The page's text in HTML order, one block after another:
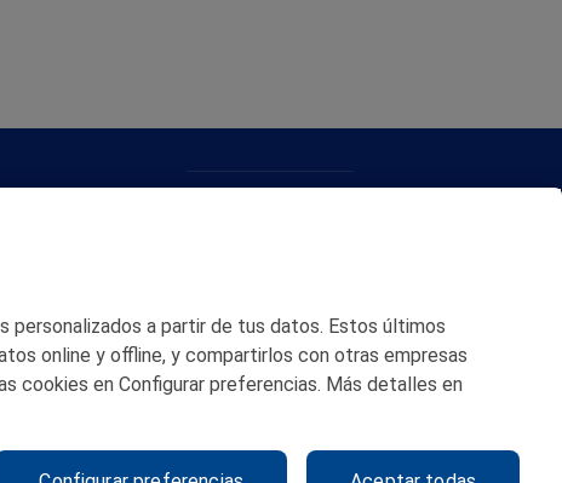
POLITICA DE COOKIES
personalizados a partir de tus datos. Estos últimos
online y offline, y compartirlos con otras empresas
cookies en Configurar preferencias. Más detalles en